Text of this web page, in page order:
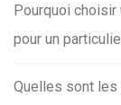
Pourquoi choisir
pour un
Quelles sont les